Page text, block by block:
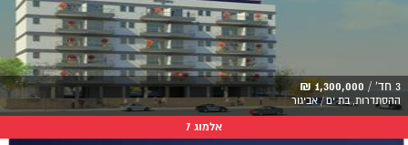
3 חד' / 1,300,000 ₪
ההסתדרות, בת ים / אביגור
אלמוג 7